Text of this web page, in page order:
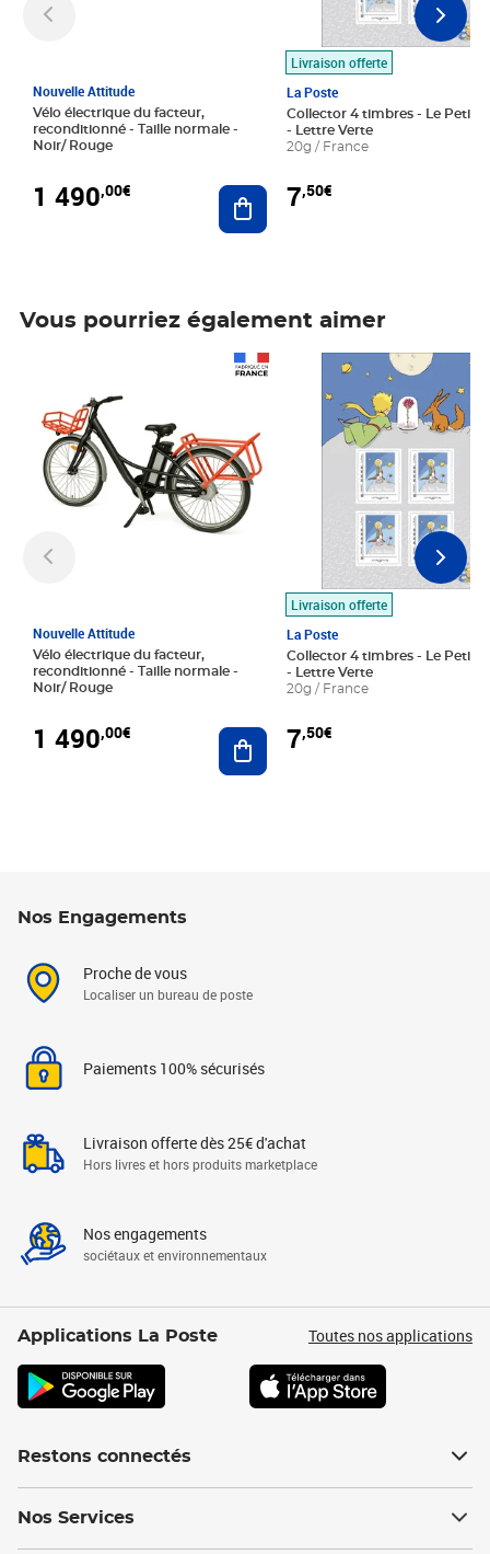
Nouvelle Attitude
Vélo électrique du facteur,
reconditionné - Taille normale -
Noir/ Rouge
1 490,00€ Ajouter au panier
Livraison offerte
La Poste
Collector 4 timbres - Le Petit
- Lettre Verte
20g / France
7,50€
Vous pourriez également aimer
Nouvelle Attitude
Vélo électrique du facteur,
reconditionné - Taille normale -
Noir/ Rouge
1 490,00€ Ajouter au panier
Livraison offerte
La Poste
Collector 4 timbres - Le Petit
- Lettre Verte
20g / France
7,50€
Prix 7,50€
Nos Engagements
Proche de vous
Localiser un bureau de poste
Paiements 100% sécurisés
Livraison offerte dès 25€ d'achat
Hors livres et hors produits marketplace
Nos engagements
sociétaux et environnementaux
Applications La Poste Toutes nos applications
Restons connectés
Nos Services